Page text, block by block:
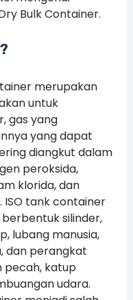
Bulk Container.
merupakan
untuk
gas yang
yang dapat
diangkut dalam
peroksida,
klorida, dan
ISO tank container
silinder,
lubang manusia,
dan perangkat
pecah, katup
udara.